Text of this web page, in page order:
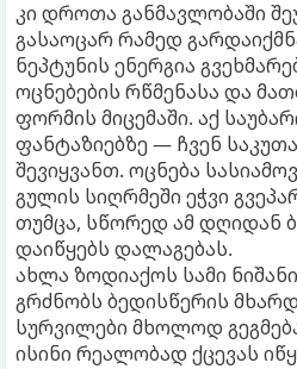
კი დროთა განმავლობაში
გასაოცარ რამედ
ნეპტუნის ენერგია
ოცნებების რწმენასა და
ფორმის მიცემაში. აქ
ფანტაზიებზე — ჩვენ
შევიყვანთ. ოცნება
გულის სიღრმეში ეჭვი
თუმცა, სწორედ ამ დღიდან
დაიწყებს დალაგებას.
ახლა ზოდიაქოს სამი
გრძნობს ბედისწერის
სურვილები მხოლოდ
ისინი რეალობად ქცევას